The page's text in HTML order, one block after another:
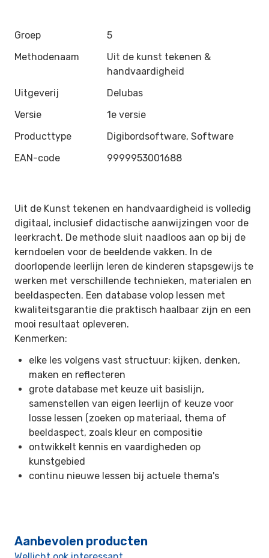
Groep
5
Methodenaam
Uit de kunst tekenen &
handvaardigheid
Uitgeverij
Delubas
Versie
1e versie
Producttype
Digibordsoftware, Software
EAN-code
9999953001688
Uit de Kunst tekenen en handvaardigheid is volledig
digitaal, inclusief didactische aanwijzingen voor de
leerkracht. De methode sluit naadloos aan op bij de
kerndoelen voor de beeldende vakken. In de
doorlopende leerlijn leren de kinderen stapsgewijs te
werken met verschillende technieken, materialen en
beeldaspecten. Een database volop lessen met
kwaliteitsgarantie die praktisch haalbaar zijn en een
mooi resultaat opleveren.
Kenmerken:
elke les volgens vast structuur: kijken, denken,
maken en reflecteren
grote database met keuze uit basislijn,
samenstellen van eigen leerlijn of keuze voor
losse lessen (zoeken op materiaal, thema of
beeldaspect, zoals kleur en compositie
ontwikkelt kennis en vaardigheden op
kunstgebied
continu nieuwe lessen bij actuele thema's
Aanbevolen producten